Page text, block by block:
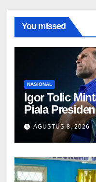
You missed
NASIONAL
Igor Tolic
Piala
Aturan FIFA
Jam
AGUSTUS 8, 2026